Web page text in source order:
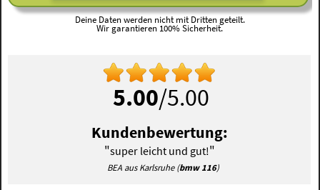
Deine Daten werden nicht mit Dritten geteilt.
Wir garantieren 100% Sicherheit.
5.00/5.00
Kundenbewertung:
"super leicht und gut!"
BEA aus Karlsruhe (bmw 116)